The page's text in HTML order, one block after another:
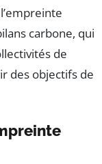
carbone, qui
de
des objectifs de